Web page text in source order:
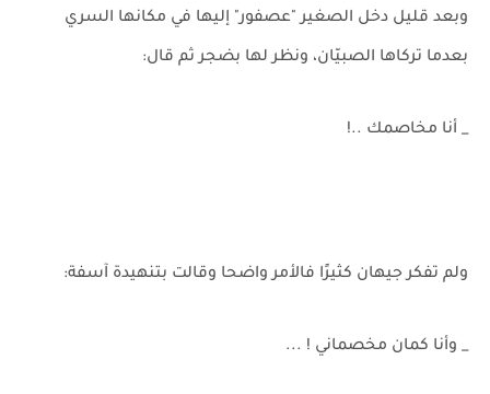
وبعد قليل دخل الصغير "عصفور" إليها في مكانها السري
بعدما تركاها الصبيّان، ونظر لها بضجر ثم قال:
_ أنا مخاصمك ..!
ولم تفكر جيهان كثيرًا فالأمر واضحا وقالت بتنهيدة آسفة:
_ وأنا كمان مخصماني ! ...